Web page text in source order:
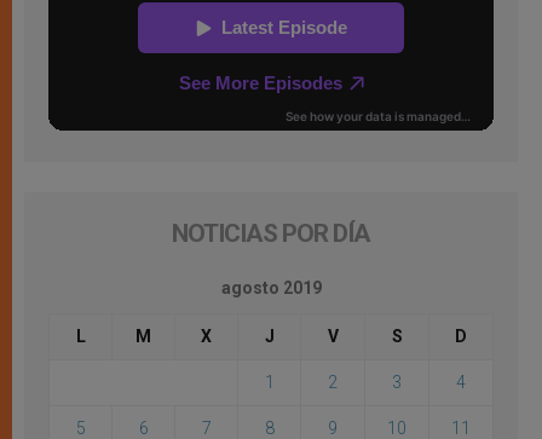
NOTICIAS POR DÍA
agosto 2019
L M X J V S D
1 2 3 4
5 6 7 8 9 10 11